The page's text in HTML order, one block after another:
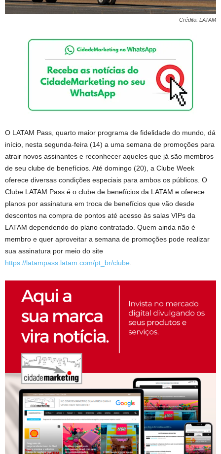
Crédito: LATAM
O LATAM Pass, quarto maior programa de fidelidade do mundo, dá
início, nesta segunda-feira (14) a uma semana de promoções para
atrair novos assinantes e reconhecer aqueles que já são membros
de seu clube de benefícios. Até domingo (20), a Clube Week
oferece diversas condições especiais para ambos os públicos. O
Clube LATAM Pass é o clube de benefícios da LATAM e oferece
planos por assinatura em troca de benefícios que vão desde
descontos na compra de pontos até acesso às salas VIPs da
LATAM dependendo do plano contratado. Quem ainda não é
membro e quer aproveitar a semana de promoções pode realizar
sua assinatura por meio do site
https://latampass.latam.com/pt_br/clube.